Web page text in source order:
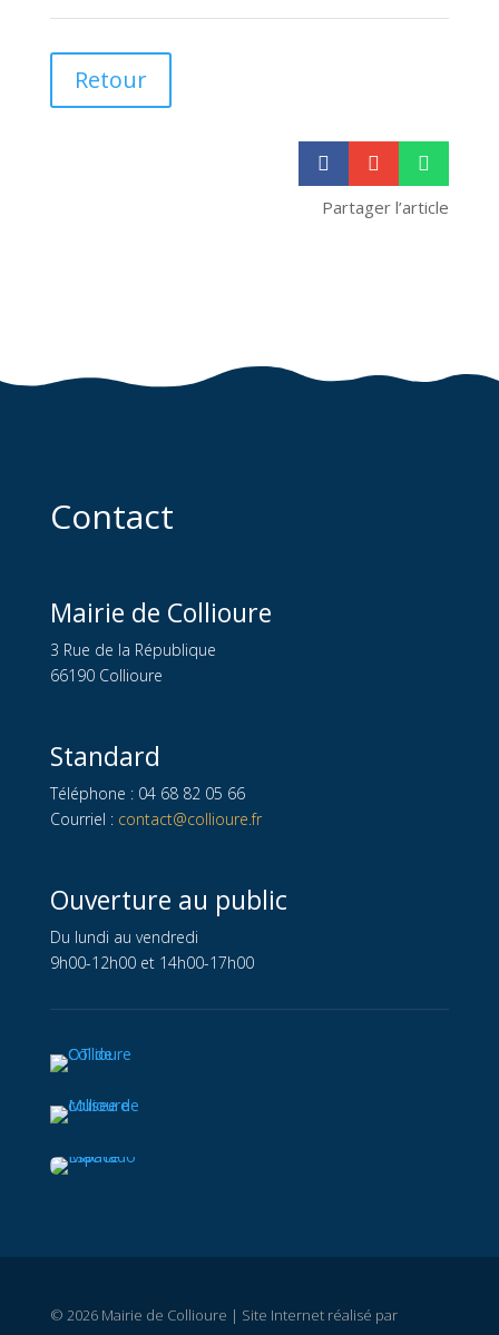
Retour
 

Partager l’article
Contact
Mairie de Collioure
3 Rue de la République
66190 Collioure
Standard
Téléphone : 04 68 82 05 66
Courriel : contact@collioure.fr
Ouverture au public
Du lundi au vendredi
9h00-12h00 et 14h00-17h00
© 2026 Mairie de Collioure | Site Internet réalisé par